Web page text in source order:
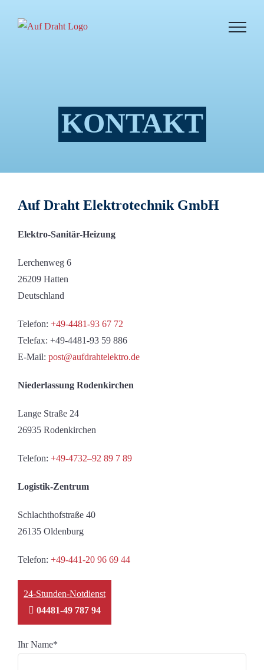
Inhalt
KONTAKT
Auf Draht Elektrotechnik GmbH
Elektro-Sanitär-Heizung
Lerchenweg 6
26209 Hatten
Deutschland
Telefon: +49-4481-93 67 72
Telefax: +49-4481-93 59 886
E-Mail: post@aufdrahtelektro.de
Niederlassung Rodenkirchen
Lange Straße 24
26935 Rodenkirchen
Telefon: +49-4732–92 89 7 89
Logistik-Zentrum
Schlachthofstraße 40
26135 Oldenburg
Telefon: +49-441-20 96 69 44
24-Stunden-Notdienst
04481-49 787 94
Ihr Name*